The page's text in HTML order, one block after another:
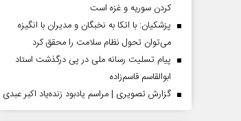
کردن سوریه و غزه است
پزشکیان: با اتکا به نخبگان و مدیران با انگیزه
می‌توان تحول نظام سلامت را محقق کرد
پیام تسلیت رسانه ملی در پی درگذشت استاد
ابوالقاسم قاسم‌زاده
گزارش تصویری | مراسم یادبود زنده‌یاد اکبر عبدی